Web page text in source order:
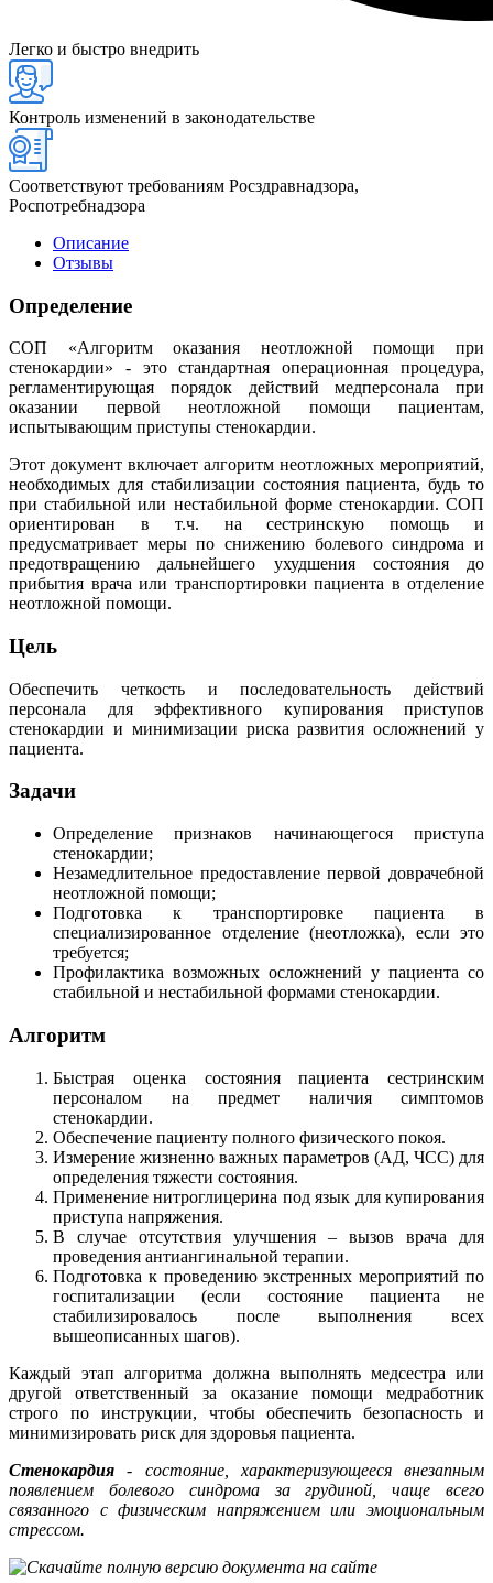
Легко и быстро внедрить
Контроль изменений в законодательстве
Соответствуют требованиям Росздравнадзора,
Роспотребнадзора
Описание
Отзывы
Определение
СОП «Алгоритм оказания неотложной помощи при
стенокардии» - это стандартная операционная процедура,
регламентирующая порядок действий медперсонала при
оказании первой неотложной помощи пациентам,
испытывающим приступы стенокардии.
Этот документ включает алгоритм неотложных мероприятий,
необходимых для стабилизации состояния пациента, будь то
при стабильной или нестабильной форме стенокардии. СОП
ориентирован в т.ч. на сестринскую помощь и
предусматривает меры по снижению болевого синдрома и
предотвращению дальнейшего ухудшения состояния до
прибытия врача или транспортировки пациента в отделение
неотложной помощи.
Цель
Обеспечить четкость и последовательность действий
персонала для эффективного купирования приступов
стенокардии и минимизации риска развития осложнений у
пациента.
Задачи
Определение признаков начинающегося приступа
стенокардии;
Незамедлительное предоставление первой доврачебной
неотложной помощи;
Подготовка к транспортировке пациента в
специализированное отделение (неотложка), если это
требуется;
Профилактика возможных осложнений у пациента со
стабильной и нестабильной формами стенокардии.
Алгоритм
Быстрая оценка состояния пациента сестринским
персоналом на предмет наличия симптомов
стенокардии.
Обеспечение пациенту полного физического покоя.
Измерение жизненно важных параметров (АД, ЧСС) для
определения тяжести состояния.
Применение нитроглицерина под язык для купирования
приступа напряжения.
В случае отсутствия улучшения – вызов врача для
проведения антиангинальной терапии.
Подготовка к проведению экстренных мероприятий по
госпитализации (если состояние пациента не
стабилизировалось после выполнения всех
вышеописанных шагов).
Каждый этап алгоритма должна выполнять медсестра или
другой ответственный за оказание помощи медработник
строго по инструкции, чтобы обеспечить безопасность и
минимизировать риск для здоровья пациента.
Стенокардия
- состояние, характеризующееся внезапным
появлением болевого синдрома за грудиной, чаще всего
связанного с физическим напряжением или эмоциональным
стрессом.